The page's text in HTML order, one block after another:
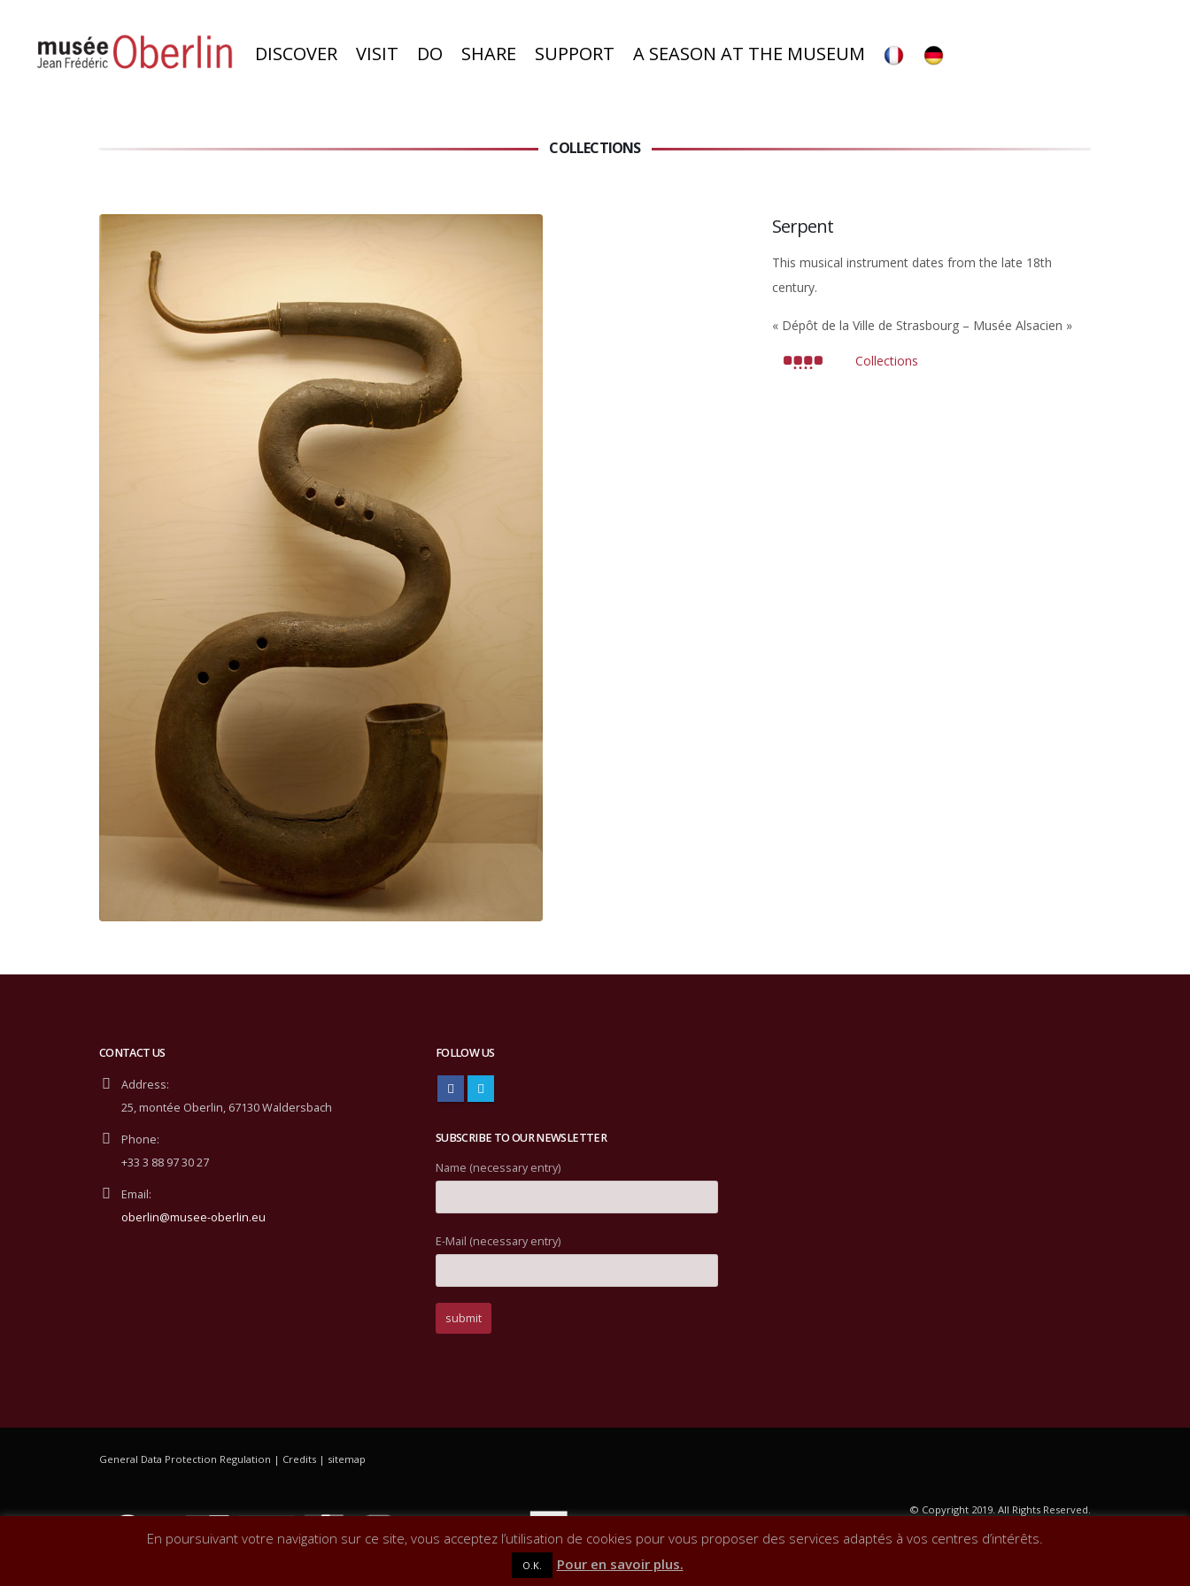
DISCOVER VISIT DO SHARE SUPPORT A SEASON AT THE MUSEUM
COLLECTIONS
Serpent
This musical instrument dates from the late 18th
century.
« Dépôt de la Ville de Strasbourg – Musée Alsacien »
Collections
CONTACT US
Address:
25, montée Oberlin, 67130 Waldersbach
Phone:
+33 3 88 97 30 27
Email:
oberlin@musee-oberlin.eu
FOLLOW US
SUBSCRIBE TO OUR NEWSLETTER
Name (necessary entry)
E-Mail (necessary entry)
General Data Protection Regulation | Credits | sitemap
© Copyright 2019. All Rights Reserved.
En poursuivant votre navigation sur ce site, vous acceptez l’utilisation de cookies pour vous proposer des services adaptés à vos centres d’intérêts.
O.K. Pour en savoir plus.